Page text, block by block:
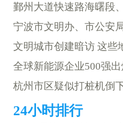
鄞州大道快速路海曙段
宁波市文明办、市公安
文明城市创建暗访 这些
全球新能源企业500强
杭州市区疑似打桩机倒